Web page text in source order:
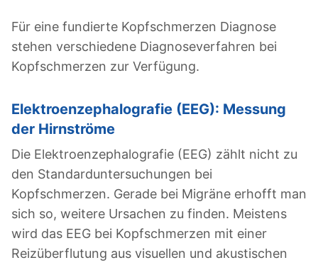
Für eine fundierte Kopfschmerzen Diagnose
stehen verschiedene Diagnoseverfahren bei
Kopfschmerzen zur Verfügung.
Elektroenzephalografie (EEG): Messung
der Hirnströme
Die Elektroenzephalografie (EEG) zählt nicht zu
den Standarduntersuchungen bei
Kopfschmerzen. Gerade bei Migräne erhofft man
sich so, weitere Ursachen zu finden. Meistens
wird das EEG bei Kopfschmerzen mit einer
Reizüberflutung aus visuellen und akustischen